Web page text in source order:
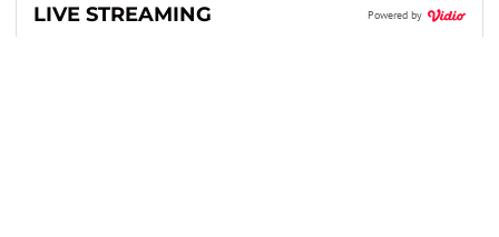
LIVE STREAMING Powered by